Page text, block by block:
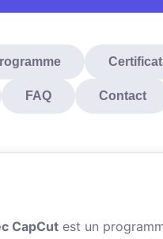
FAQ Contact
CapCut est un